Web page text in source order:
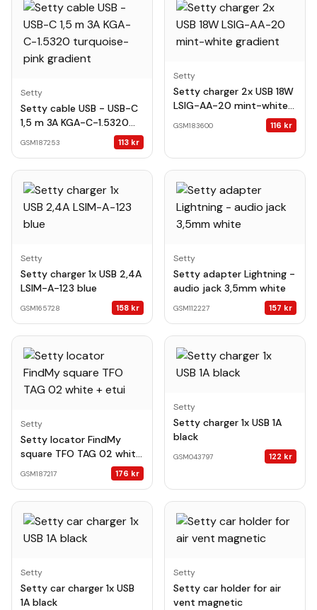
Setty
Setty cable USB - USB-C
1,5 m 3A KGA-C-1.5320
turquoise-pink gradient
GSM187253 113 kr
Setty
Setty charger 2x USB 18W
LSIG-AA-20 mint-white
GSM183600 116 kr
Setty
Setty charger 1x USB 2,4A
LSIM-A-123 blue
GSM165728 158 kr
Setty
Setty adapter Lightning -
audio jack 3,5mm white
GSM112227 157 kr
Setty
Setty locator FindMy
square TFO TAG 02 white
GSM187217 176 kr
Setty
Setty charger 1x USB 1A
black
GSM043797 122 kr
Setty
Setty car charger 1x USB
1A black
Setty
Setty car holder for air
vent magnetic